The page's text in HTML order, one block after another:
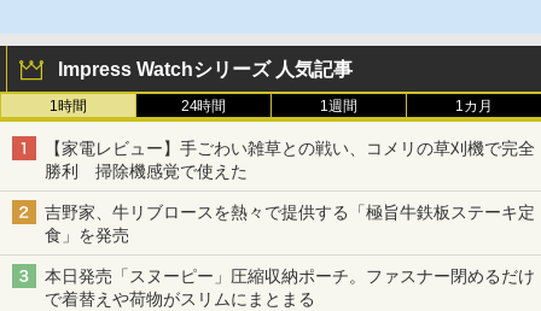
Impress Watchシリーズ 人気記事
1時間 24時間 1週間 1カ月
【家電レビュー】手ごわい雑草との戦い、コメリの草刈機で完全
勝利 掃除機感覚で使えた
吉野家、牛リブロースを熱々で提供する「極旨牛鉄板ステーキ定
食」を発売
本日発売「スヌーピー」圧縮収納ポーチ。ファスナー閉めるだけ
で着替えや荷物がスリムにまとまる